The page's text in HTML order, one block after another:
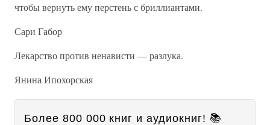
чтобы вернуть ему перстень с бриллиантами.
Сари Габор
Лекарство против ненависти — разлука.
Янина Ипохорская
Более 800 000 книг и аудиокниг! 📚